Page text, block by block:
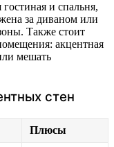
и спальня,
за диваном или
Также стоит
акцентная
мешать
стен
Плюсы